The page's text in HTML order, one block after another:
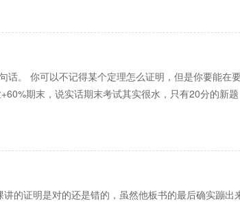
话。 你可以不记得某个定理怎么证明，但是你要能在
期末，说实话期末考试其实很水，只有20分的新
的证明是对的还是错的，虽然他板书的最后确实蹦